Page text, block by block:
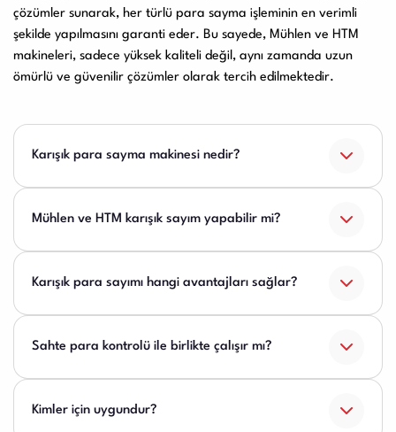
çözümler sunarak, her türlü para sayma işleminin en verimli
şekilde yapılmasını garanti eder. Bu sayede, Mühlen ve HTM
makineleri, sadece yüksek kaliteli değil, aynı zamanda uzun
ömürlü ve güvenilir çözümler olarak tercih edilmektedir.
Karışık para sayma makinesi nedir?
Mühlen ve HTM karışık sayım yapabilir mi?
Karışık para sayımı hangi avantajları sağlar?
Sahte para kontrolü ile birlikte çalışır mı?
Kimler için uygundur?